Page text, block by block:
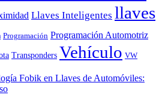
Llaves Inteligentes llaves
Programación Programación Automotriz
Transponders Vehículo VW